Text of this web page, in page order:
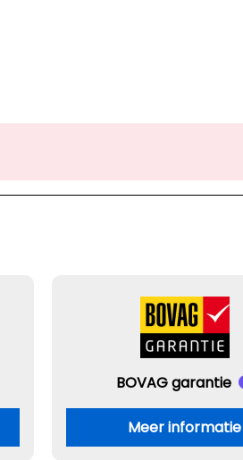
BOVAG garantie
Meer informatie